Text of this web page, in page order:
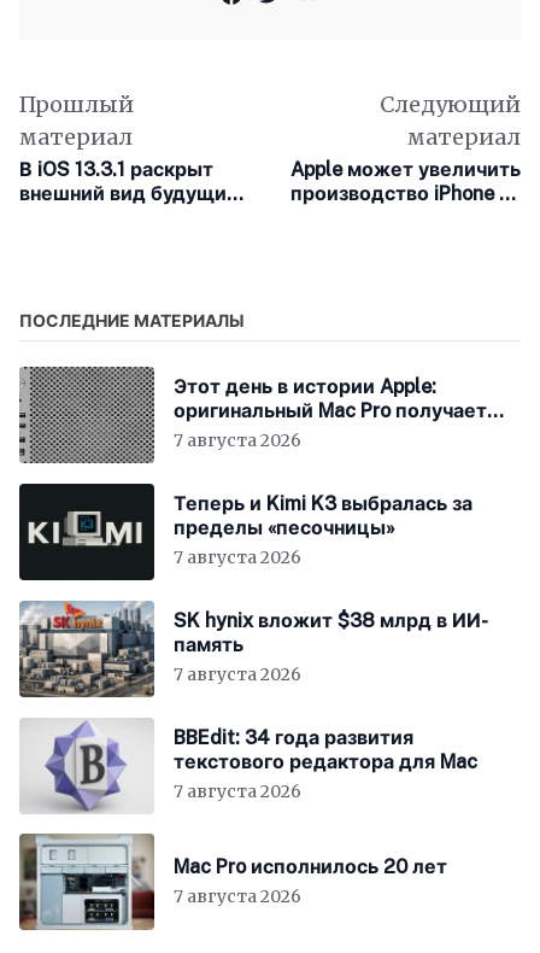
Прошлый
материал
В iOS 13.3.1 раскрыт
внешний вид будущих
Следующий
материал
Apple может увеличить
производство iPhone на
ПОСЛЕДНИЕ МАТЕРИАЛЫ
Этот день в истории Apple:
оригинальный Mac Pro получает
мощный процессор Intel
7 августа 2026
Теперь и Kimi K3 выбралась за
пределы «песочницы»
7 августа 2026
SK hynix вложит $38 млрд в ИИ-
память
7 августа 2026
BBEdit: 34 года развития
текстового редактора для Mac
7 августа 2026
Mac Pro исполнилось 20 лет
7 августа 2026